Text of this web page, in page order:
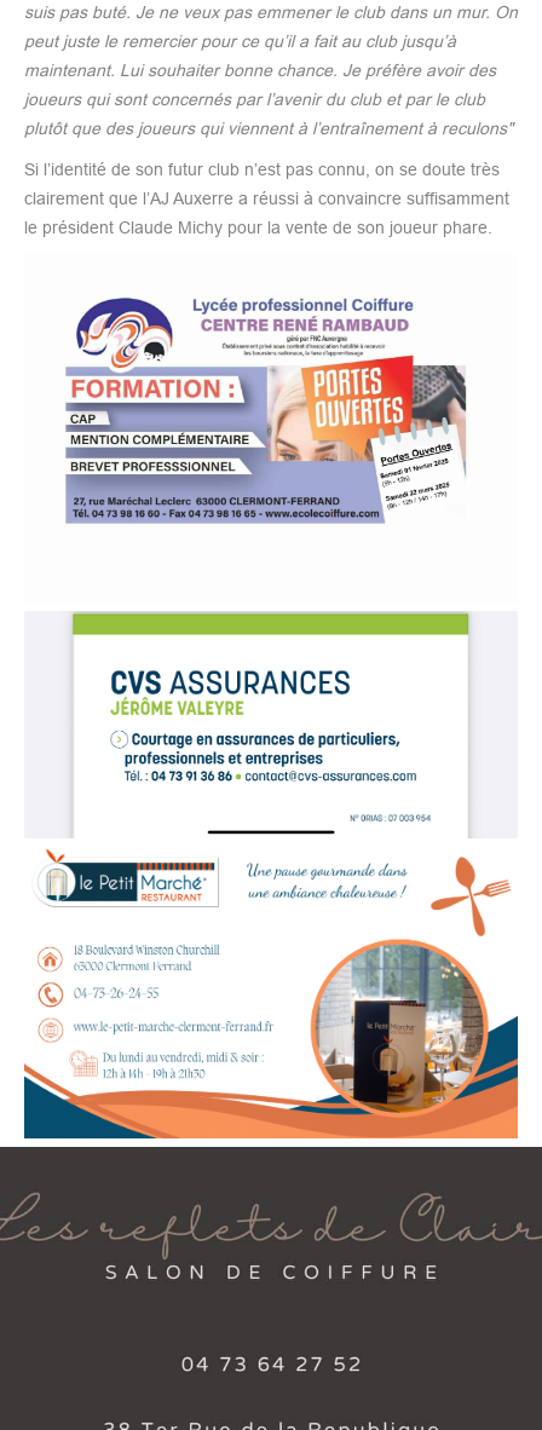
suis pas buté. Je ne veux pas emmener le club dans un mur. On
peut juste le remercier pour ce qu’il a fait au club jusqu’à
maintenant. Lui souhaiter bonne chance. Je préfère avoir des
joueurs qui sont concernés par l’avenir du club et par le club
plutôt que des joueurs qui viennent à l’entraînement à reculons"
Si l’identité de son futur club n’est pas connu, on se doute très
clairement que l’AJ Auxerre a réussi à convaincre suffisamment
le président Claude Michy pour la vente de son joueur phare.